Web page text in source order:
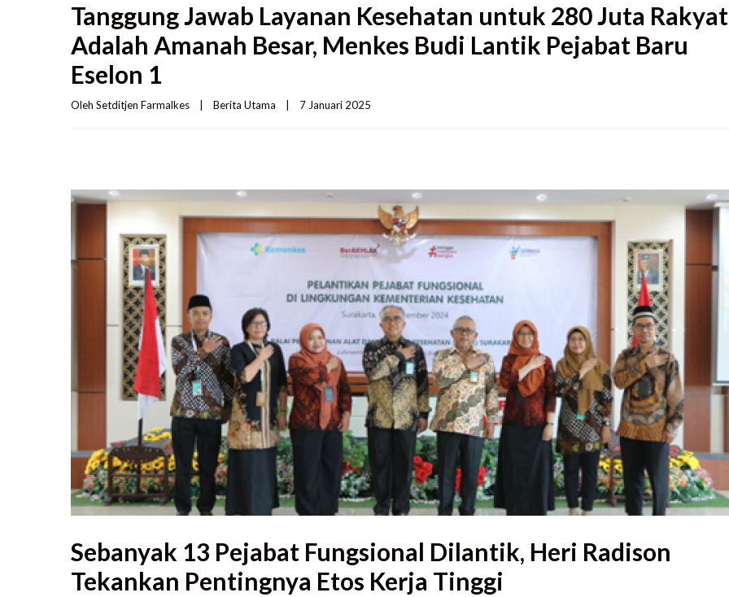
Tanggung Jawab Layanan Kesehatan untuk 280 Juta Rakyat
Adalah Amanah Besar, Menkes Budi Lantik Pejabat Baru
Eselon 1
Oleh Setditjen Farmalkes Berita Utama 7 Januari 2025
Sebanyak 13 Pejabat Fungsional Dilantik, Heri Radison
Tekankan Pentingnya Etos Kerja Tinggi